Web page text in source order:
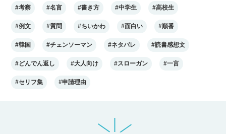
#考察 #名言 #書き方 #中学生 #高校生
#例文 #質問 #ちいかわ #面白い #順番
#韓国 #チェンソーマン #ネタバレ #読書感想文
#どんでん返し #大人向け #スローガン #一言
#セリフ集 #申請理由